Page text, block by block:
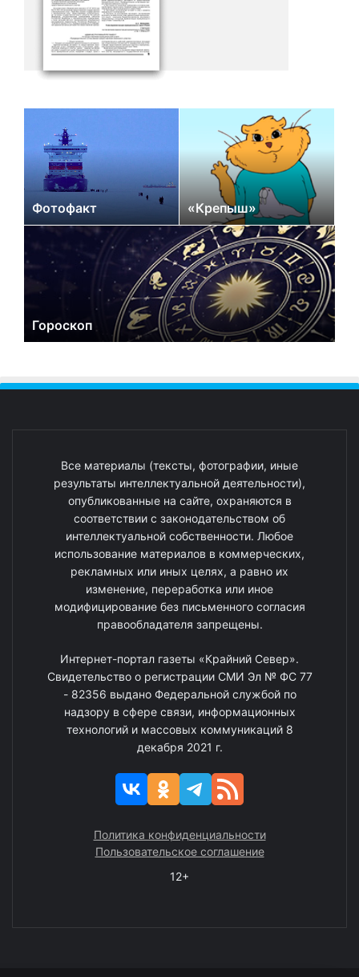
Фотофакт «Крепыш»
Гороскоп
Все материалы (тексты, фотографии, иные
результаты интеллектуальной деятельности),
опубликованные на сайте, охраняются в
соответствии с законодательством об
интеллектуальной собственности. Любое
использование материалов в коммерческих,
рекламных или иных целях, а равно их
изменение, переработка или иное
модифицирование без письменного согласия
правообладателя запрещены.
Интернет-портал газеты «Крайний Север».
Свидетельство о регистрации СМИ Эл № ФС 77
- 82356 выдано Федеральной службой по
надзору в сфере связи, информационных
технологий и массовых коммуникаций 8
декабря 2021 г.
Политика конфиденциальности
Пользовательское соглашение
12+